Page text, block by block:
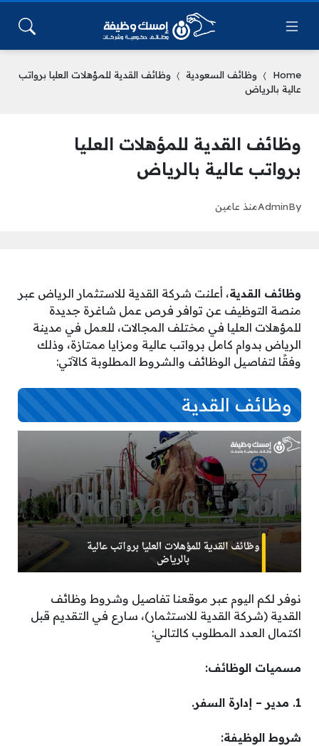
Home وظائف السعودية
وظائف القدية للمؤهلات العليا برواتب
عالية بالرياض
وظائف القدية للمؤهلات العليا
برواتب عالية بالرياض
By
Adminمنذ عامين
وظائف القدية، أعلنت شركة القدية للاستثمار الرياض عبر
منصة التوظيف عن توافر فرص عمل شاغرة جديدة
للمؤهلات العليا في مختلف المجالات، للعمل في مدينة
الرياض بدوام كامل برواتب عالية ومزايا ممتازة، وذلك
وفقًا لتفاصيل الوظائف والشروط المطلوبة كالآتي:
وظائف القدية
نوفر لكم اليوم عبر موقعنا تفاصيل وشروط وظائف
القدية (شركة القدية للاستثمار)، سارع في التقديم قبل
اكتمال العدد المطلوب كالتالي:
مسميات الوظائف:
1. مدير – إدارة السفر.
شروط الوظيفة: